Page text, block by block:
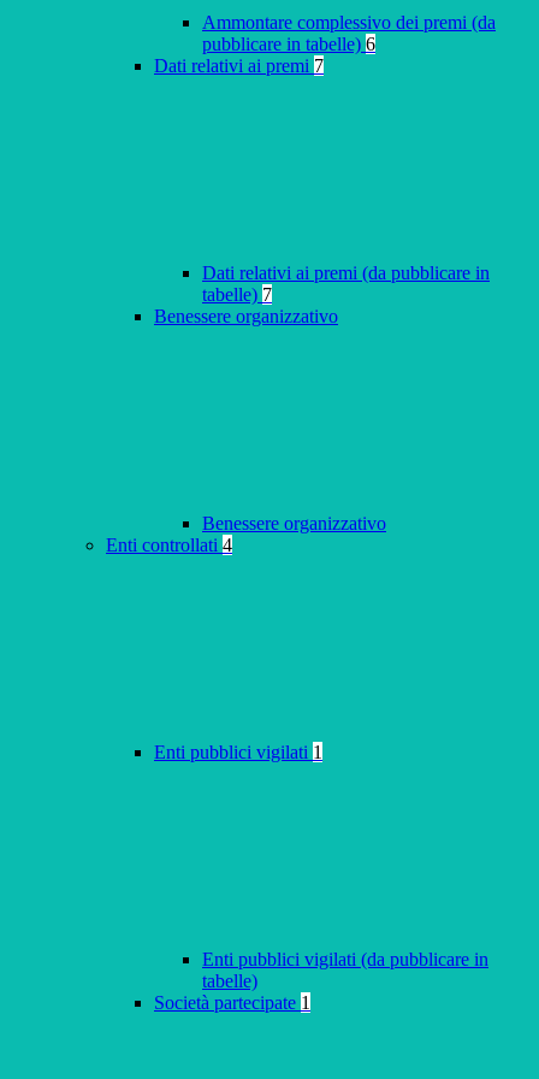
Ammontare complessivo dei premi (da
pubblicare in tabelle) 6
Dati relativi ai premi 7
Dati relativi ai premi (da pubblicare in
tabelle) 7
Benessere organizzativo
Benessere organizzativo
Enti controllati 4
Enti pubblici vigilati 1
Enti pubblici vigilati (da pubblicare in
tabelle)
Società partecipate 1